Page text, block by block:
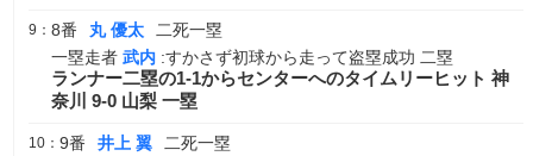
9： 8番 丸 優太
二死一塁
一塁走者 武内 :すかさず初球から走って盗塁成功 二塁
ランナー二塁の1-1からセンターへのタイムリーヒット 神
奈川 9-0 山梨 一塁
10： 9番 井上 翼
二死一塁